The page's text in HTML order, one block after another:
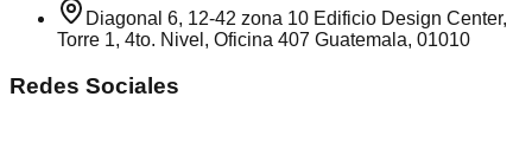
Diagonal 6, 12-42 zona 10 Edificio Design Center,
Torre 1, 4to. Nivel, Oficina 407 Guatemala, 01010
Redes Sociales